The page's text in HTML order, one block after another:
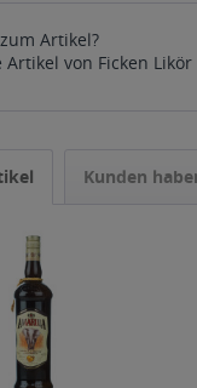
Artikel?
Artikel von Ficken Likör
Kunden